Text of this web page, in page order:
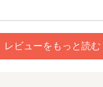
レビューをもっと読む